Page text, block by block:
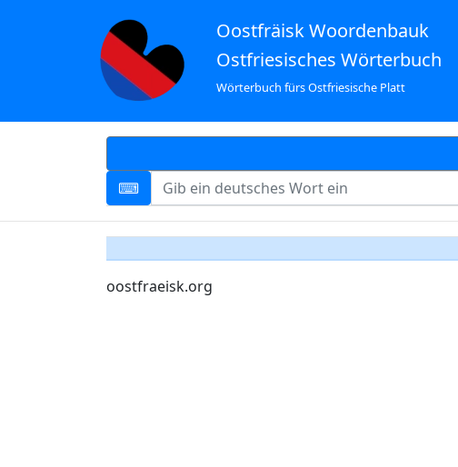
Oostfräisk Woordenbauk
Ostfriesisches Wörterbuch
Wörterbuch fürs Ostfriesische Platt
oostfraeisk.org